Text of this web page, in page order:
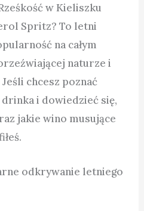
w Kieliszku
Spritz? To letni
na całym
naturze i
chcesz poznać
i dowiedzieć się,
jakie wino musujące
odkrywanie letniego